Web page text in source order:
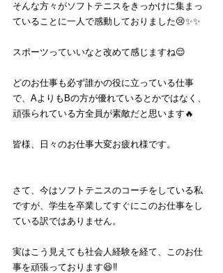
そんな方々がソフトテニスをきっかけに集まっ
ていることに一人で感動しておりました😢✨✨
スポーツっていいなと改めて感じますね😌
どのお仕事も必ず誰かの役に立っている仕事
で、AよりもBの方が優れているとかではなく、
頑張られている方全員が素敵だと思います🔥
皆様、日々のお仕事大変お疲れ様です。
さて、今はソフトテニスのコーチをしている私
ですが、学生を卒業してすぐにこのお仕事をし
ている訳ではありません。
実はこう見えても社会人経験を経て、このお仕
事を頑張っております😆‼️